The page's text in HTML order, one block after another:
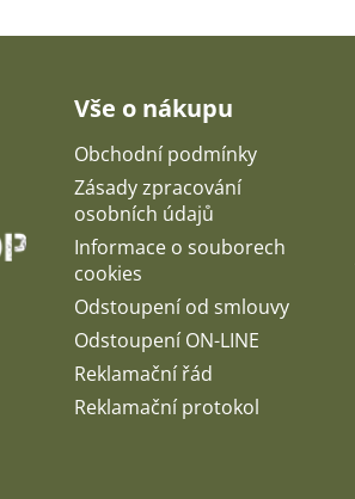
Vše o nákupu
Obchodní podmínky
Zásady zpracování
osobních údajů
Informace o souborech
cookies
Odstoupení od smlouvy
Odstoupení ON-LINE
Reklamační řád
Reklamační protokol